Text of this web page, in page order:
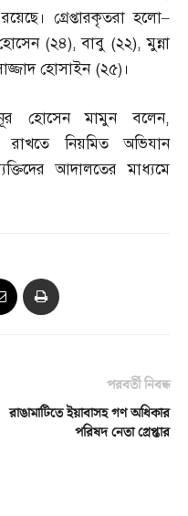
গ্রেপ্তারকৃতরা হলো–
(২৪),বাবু (২২),মুন্না
হোসাইন (২৫)।
হোসেন মামুন বলেন,
রাখতে নিয়মিত অভিযান
আদালতের মাধ্যমে
পরবর্তী নিবন্ধ
রাঙামাটিতে ইয়াবাসহ গণ অধিকার
পরিষদ নেতা গ্রেপ্তার